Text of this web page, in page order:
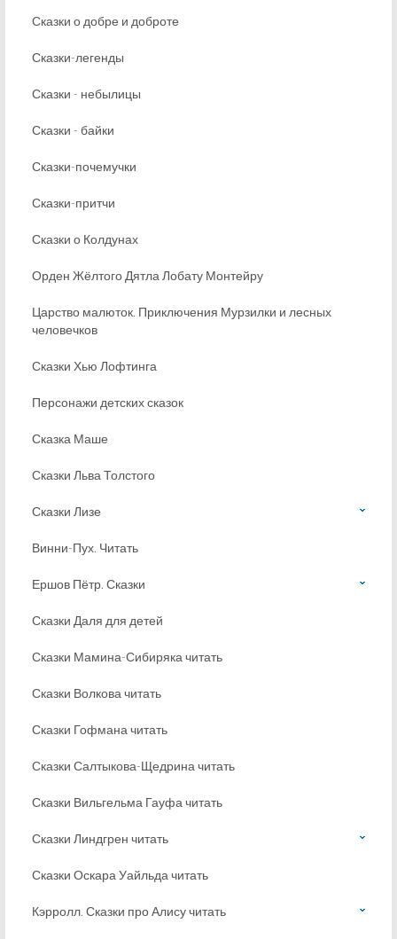
Сказки о добре и доброте
Сказки-легенды
Сказки - небылицы
Сказки - байки
Сказки-почемучки
Сказки-притчи
Сказки о Колдунах
Орден Жёлтого Дятла Лобату Монтейру
Царство малюток. Приключения Мурзилки и лесных
человечков
Сказки Хью Лофтинга
Персонажи детских сказок
Сказка Маше
Сказки Льва Толстого
Сказки Лизе
Винни-Пух. Читать
Ершов Пётр. Сказки
Сказки Даля для детей
Сказки Мамина-Сибиряка читать
Сказки Волкова читать
Сказки Гофмана читать
Сказки Салтыкова-Щедрина читать
Сказки Вильгельма Гауфа читать
Сказки Линдгрен читать
Сказки Оскара Уайльда читать
Кэрролл. Сказки про Алису читать